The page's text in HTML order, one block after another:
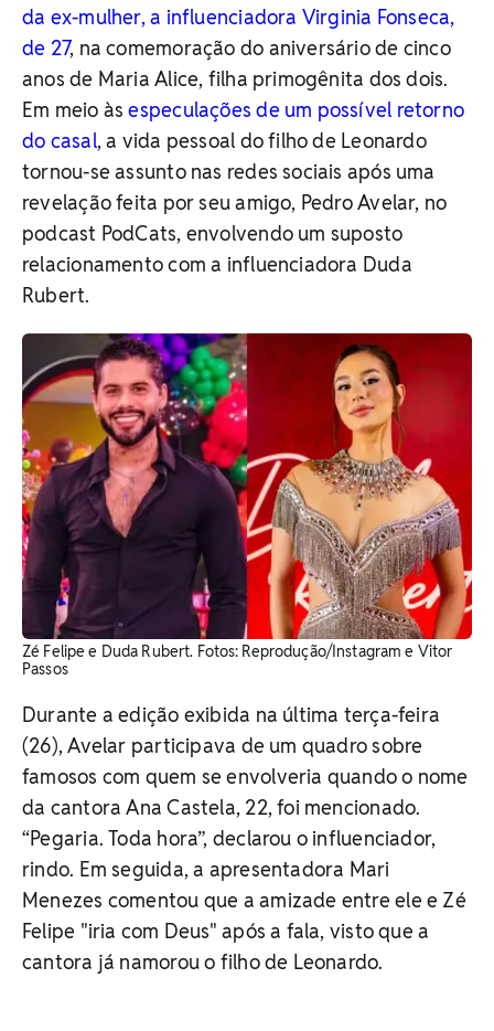
da ex-mulher, a influenciadora Virginia Fonseca,
de 27, na comemoração do aniversário de cinco
anos de Maria Alice, filha primogênita dos dois.
Em meio àsespeculações de um possível retorno
do casal, a vida pessoal do filho de Leonardo
tornou-se assunto nas redes sociais após uma
revelação feita por seu amigo, Pedro Avelar, no
podcast PodCats, envolvendo um suposto
relacionamento com a influenciadora Duda
Rubert.
Zé Felipe e Duda Rubert. Fotos: Reprodução/Instagram e Vitor
Passos
Durante a edição exibida na última terça-feira
(26), Avelar participava de um quadro sobre
famosos com quem se envolveria quando o nome
da cantora Ana Castela, 22, foi mencionado.
“Pegaria. Toda hora”, declarou o influenciador,
rindo. Em seguida, a apresentadora Mari
Menezes comentou que a amizade entre ele e Zé
Felipe "iria com Deus" após a fala, visto que a
cantora já namorou o filho de Leonardo.